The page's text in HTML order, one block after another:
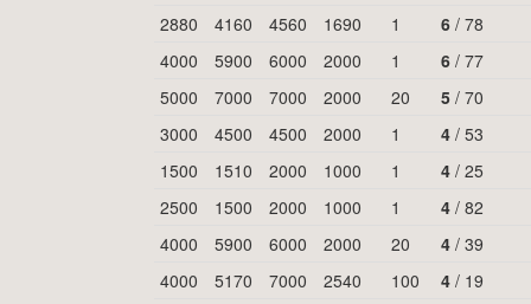
2880
4160 4560 1690 1 6 / 78
4000
5900 6000 2000 1 6 / 77
5000
7000 7000 2000 20 5 / 70
3000
4500 4500 2000 1 4 / 53
1500
1510 2000 1000 1 4 / 25
2500
1500 2000 1000 1 4 / 82
4000
5900 6000 2000 20 4 / 39
4000
5170 7000 2540 100 4 / 19